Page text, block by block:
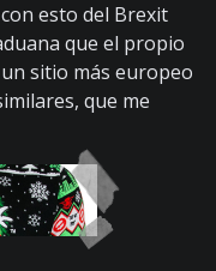
esto del Brexit
que el propio
sitio más europeo
que me